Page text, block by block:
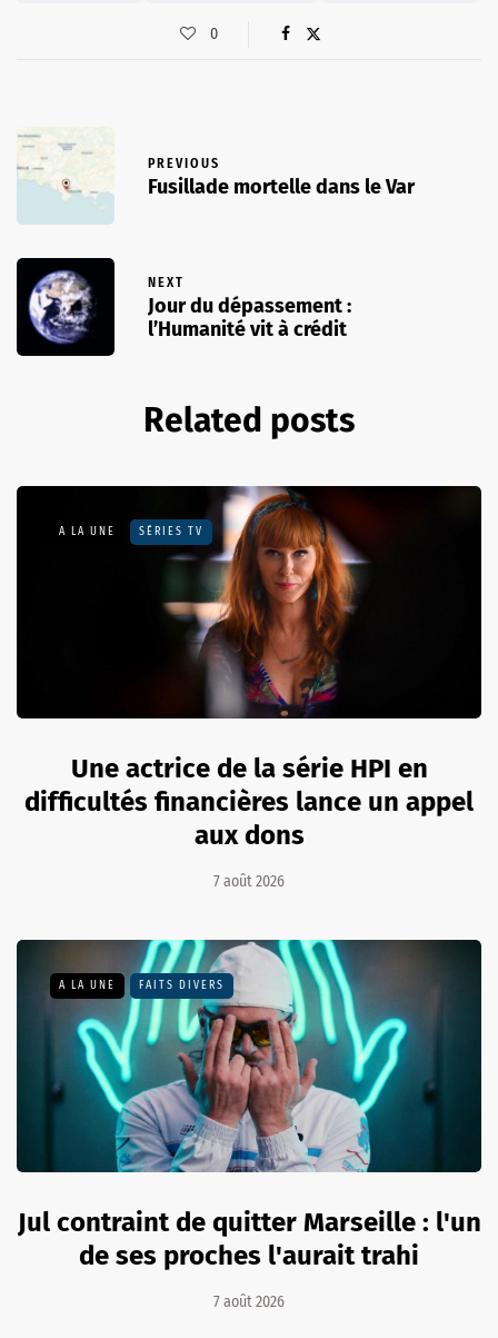
0
PREVIOUS
Fusillade mortelle dans le Var
NEXT
Jour du dépassement :
l’Humanité vit à crédit
Related posts
A LA UNE SÉRIES TV
Une actrice de la série HPI en
difficultés financières lance un appel
aux dons
7 août 2026
A LA UNE FAITS DIVERS
Jul contraint de quitter Marseille : l'un
de ses proches l'aurait trahi
7 août 2026